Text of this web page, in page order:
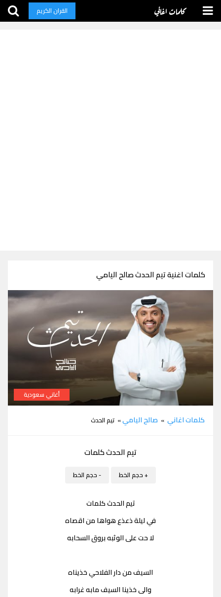
كلمات اغاني القران الكريم
كلمات اغنية تيم الحدث صالح اليامي
أغاني سعودية
كلمات اغاني » صالح اليامي» تيم الحدث
تيم الحدث كلمات
+ حجم الخط - حجم الخط
تيم الحدث كلمات
في ليلة ذعذع هواها من اقصاه
لا حت على الوثبه بروق السحابه
السيف من دار الفلاحي خذيناه
والى خذينا السيف مابه غرابه